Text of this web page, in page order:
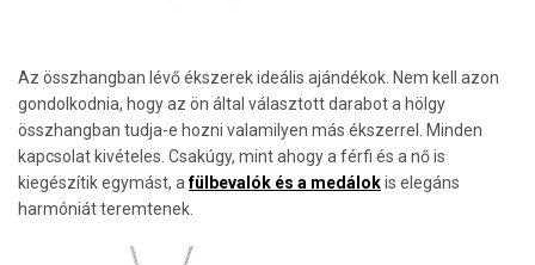
Az összhangban lévő ékszerek ideális ajándékok. Nem kell azon
gondolkodnia, hogy az ön által választott darabot a hölgy
összhangban tudja-e hozni valamilyen más ékszerrel. Minden
kapcsolat kivételes. Csakúgy, mint ahogy a férfi és a nő is
kiegészítik egymást, afülbevalók és a medálokis elegáns
harmóniát teremtenek.